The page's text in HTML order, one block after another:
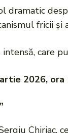
dramatic
fricii
intensă, care
2026, ora
Chiriac,